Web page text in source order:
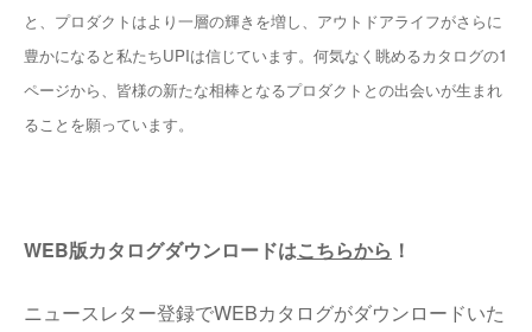
と、プロダクトはより一層の輝きを増し、アウトドアライフがさらに
豊かになると私たちUPIは信じています。何気なく眺めるカタログの1
ページから、皆様の新たな相棒となるプロダクトとの出会いが生まれ
ることを願っています。
WEB版カタログダウンロードはこちらから ！
ニュースレター登録でWEBカタログがダウンロードいた